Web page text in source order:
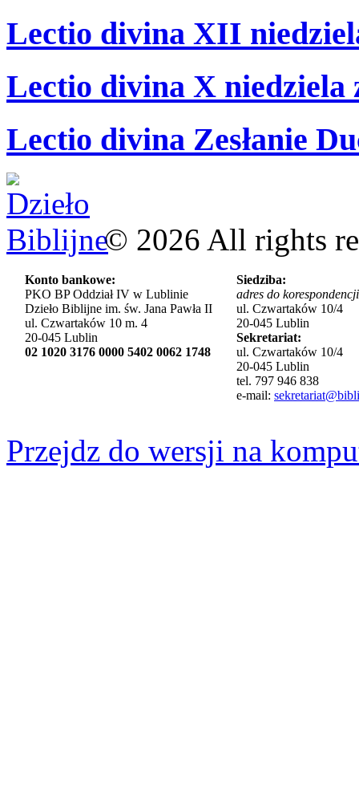
Lectio divina XII
Lectio divina X niedziela
Lectio divina Zesłanie
© 2026 All rights
Konto bankowe:
PKO BP Oddział IV w Lublinie
Dzieło Biblijne im. św. Jana Pawła II
ul. Czwartaków 10 m. 4
20-045 Lublin
02 1020 3176 0000 5402 0062 1748
Siedziba:
adres do
ul. Czwartaków 10/4
20-045 Lublin
Sekretariat:
ul. Czwartaków 10/4
20-045 Lublin
tel. 797 946 838
e-mail:
Przejdz do wersji na